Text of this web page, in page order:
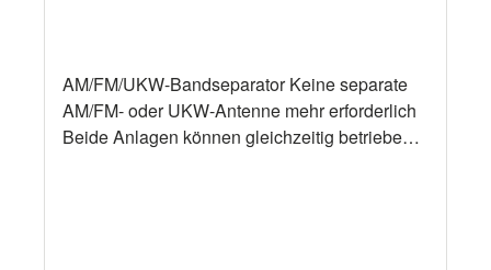
AM/FM/UKW-Bandseparator Keine separate
AM/FM- oder UKW-Antenne mehr erforderlich
Beide Anlagen können gleichzeitig betrieben